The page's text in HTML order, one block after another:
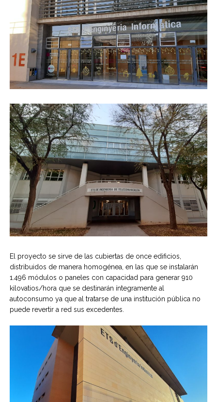
El proyecto se sirve de las cubiertas de once edificios,
distribuidos de manera homogénea, en las que se instalarán
1.496 módulos o paneles con capacidad para generar 910
kilovatios/hora que se destinarán íntegramente al
autoconsumo ya que al tratarse de una institución pública no
puede revertir a red sus excedentes.